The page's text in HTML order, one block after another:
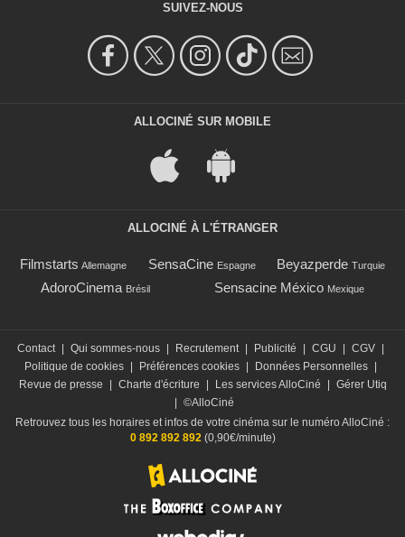
SUIVEZ-NOUS
ALLOCINÉ SUR MOBILE
ALLOCINÉ À L'ÉTRANGER
Filmstarts Allemagne SensaCine Espagne Beyazperde Turquie
AdoroCinema Brésil Sensacine México Mexique
Contact Qui sommes-nous Recrutement Publicité CGU CGV
Politique de cookies
Préférences cookies Données Personnelles
Revue de presse
Charte d'écriture Les services AlloCiné
Gérer Utiq
©AlloCiné
Retrouvez tous les horaires et infos de votre cinéma sur le numéro AlloCiné :
0 892 892 892(0,90€/minute)